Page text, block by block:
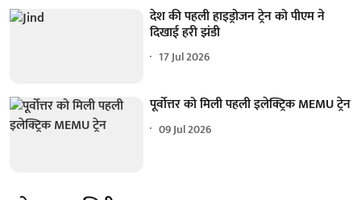
देश की पहली हाइड्रोजन ट्रेन को पीएम ने
दिखाई हरी झंडी
17 Jul 2026
पूर्वोत्तर को मिली पहली इलेक्ट्रिक MEMU ट्रेन
09 Jul 2026